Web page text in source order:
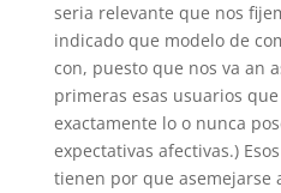
seri­a relevante que nos
indicado que modelo de
con, puesto que nos va an
primeras esas usuarios
exactamente lo o nunca
expectativas afectivas.)
tienen por que asemejarse